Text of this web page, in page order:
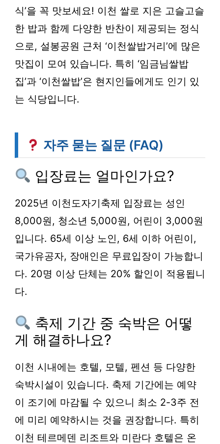
식’을 꼭 맛보세요! 이천 쌀로 지은 고슬고슬
한 밥과 함께 다양한 반찬이 제공되는 정식
으로, 설봉공원 근처 ‘이천쌀밥거리’에 많은
맛집이 모여 있습니다. 특히 ‘임금님쌀밥
집’과 ‘이천쌀밥’은 현지인들에게도 인기 있
는 식당입니다.
자주 묻는 질문 (FAQ)
입장료는 얼마인가요?
2025년 이천도자기축제 입장료는 성인
8,000원, 청소년 5,000원, 어린이 3,000원
입니다. 65세 이상 노인, 6세 이하 어린이,
국가유공자, 장애인은 무료입장이 가능합니
다. 20명 이상 단체는 20% 할인이 적용됩니
다.
축제 기간 중 숙박은 어떻
게 해결하나요?
이천 시내에는 호텔, 모텔, 펜션 등 다양한
숙박시설이 있습니다. 축제 기간에는 예약
이 조기에 마감될 수 있으니 최소 2-3주 전
에 미리 예약하시는 것을 권장합니다. 특히
이천 테르메덴 리조트와 미란다 호텔은 온